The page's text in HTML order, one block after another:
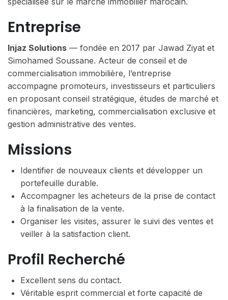
Entreprise
Injaz Solutions — fondée en 2017 par Jawad Ziyat et
Simohamed Soussane. Acteur de conseil et de
commercialisation immobilière, l’entreprise
accompagne promoteurs, investisseurs et particuliers
en proposant conseil stratégique, études de marché et
financières, marketing, commercialisation exclusive et
gestion administrative des ventes.
Missions
Identifier de nouveaux clients et développer un
portefeuille durable.
Accompagner les acheteurs de la prise de contact
à la finalisation de la vente.
Organiser les visites, assurer le suivi des ventes et
veiller à la satisfaction client.
Profil Recherché
Excellent sens du contact.
Véritable esprit commercial et forte capacité de